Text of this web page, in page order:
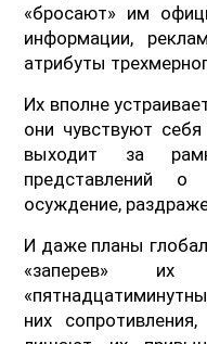
«бросают» им
информации,
атрибуты
Их вполне
они чувствуют
выходит за
представлений
осуждение,
И даже планы
«заперев»
них